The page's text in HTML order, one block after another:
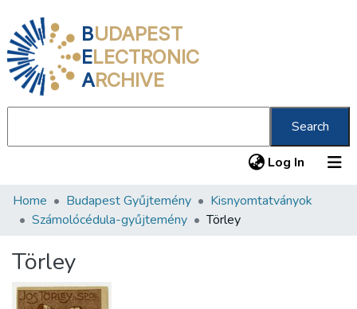
BUDAPEST
ELECTRONIC
ARCHIVE
Search
Log In (current)
Communities & Collections
Statistics
About us
Home Budapest Gyűjtemény
Kisnyomtatványok
Számolócédula-gyűjtemény
Törley
Törley